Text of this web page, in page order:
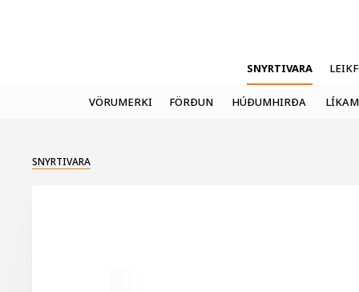
SNYRTIVARA
VÖRUMERKI FÖRÐUN HÚÐUMHIRÐA
SNYRTIVARA